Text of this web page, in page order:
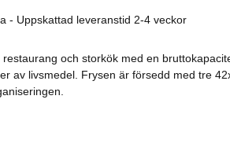
Övrigt
- Uppskattad leveranstid 2-4 veckor
och storkök med en
av livsmedel. Frysen är försedd med tre